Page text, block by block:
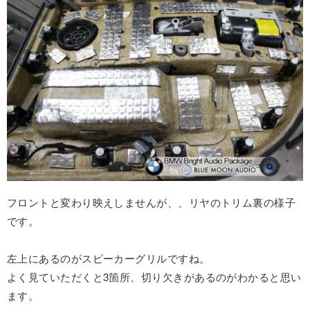
フロントと変わり映えしませんが、、リヤのトリム裏の様子
です。
左上にあるのがスピーカーグリルですね。
よく見ていただくと3箇所、切り欠きがあるのがわかると思い
ます。